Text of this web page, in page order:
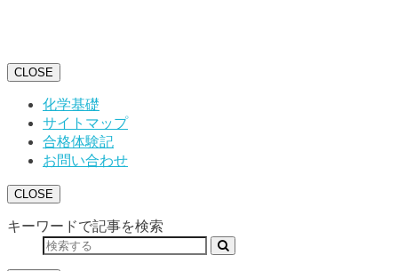
CLOSE
化学基礎
サイトマップ
合格体験記
お問い合わせ
CLOSE
キーワードで記事を検索